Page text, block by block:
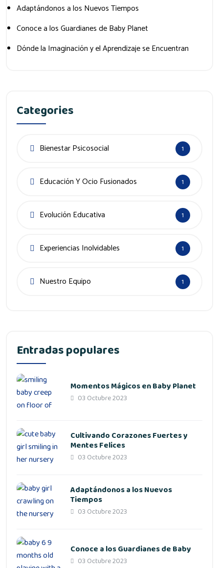
Adaptándonos a los Nuevos Tiempos
Conoce a los Guardianes de Baby Planet
Dónde la Imaginación y el Aprendizaje se Encuentran
Categories
Bienestar Psicosocial 1
Educación Y Ocio Fusionados 1
Evolución Educativa 1
Experiencias Inolvidables 1
Nuestro Equipo 1
Entradas populares
Momentos Mágicos en Baby Planet
03 Octubre 2023
Cultivando Corazones Fuertes y
Mentes Felices
03 Octubre 2023
Adaptándonos a los Nuevos
Tiempos
03 Octubre 2023
Conoce a los Guardianes de Baby
03 Octubre 2023